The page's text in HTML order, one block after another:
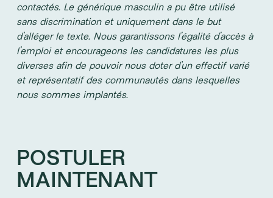
contactés. Le générique masculin a pu être utilisé
sans discrimination et uniquement dans le but
d'alléger le texte. Nous garantissons l'égalité d'accès à
l'emploi et encourageons les candidatures les plus
diverses afin de pouvoir nous doter d’un effectif varié
et représentatif des communautés dans lesquelles
nous sommes implantés.
POSTULER
MAINTENANT